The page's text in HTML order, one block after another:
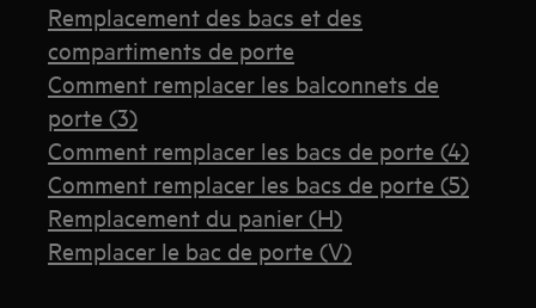
Remplacement des bacs et des
compartiments de porte
Comment remplacer les balconnets de
porte (3)
Comment remplacer les bacs de porte (4)
Comment remplacer les bacs de porte (5)
Remplacement du panier (H)
Remplacer le bac de porte (V)